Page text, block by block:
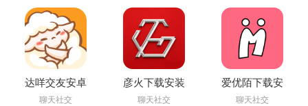
达咩交友安卓
版下载
聊天社交
彦火下载安装
最新版
聊天社交
爱优陌下载安
卓版
聊天社交